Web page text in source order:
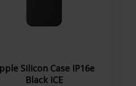
Silicon Case IP16e
Black ICE